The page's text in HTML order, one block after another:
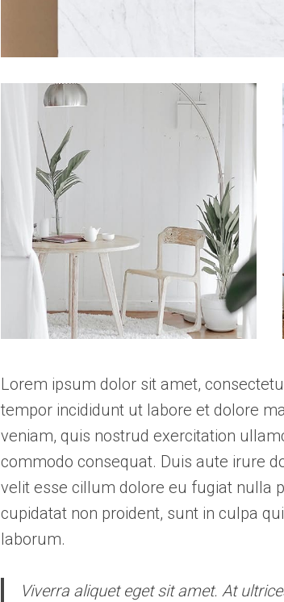
Lorem ipsum dolor sit amet,
tempor incididunt ut labore et dolore
veniam, quis nostrud exercitation
commodo consequat. Duis aute irure
velit esse cillum dolore eu fugiat nulla
cupidatat non proident, sunt in culpa
laborum.
Viverra aliquet eget sit amet. At